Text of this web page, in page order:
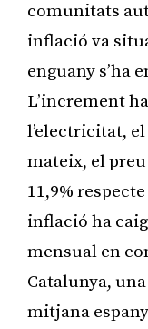
comunitats
inflació va
enguany s’ha
L’increment
l’electricitat,
mateix, el
11,9%
inflació ha
mensual en
Catalunya,
mitjana